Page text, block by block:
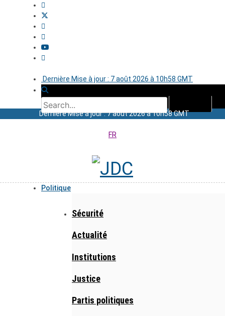
Dernière Mise à jour : 7 août 2026 à 10h58 GMT
Dernière Mise à jour : 7 août 2026 à 10h58 GMT
FR
Politique
Sécurité
Actualité
Institutions
Justice
Partis politiques